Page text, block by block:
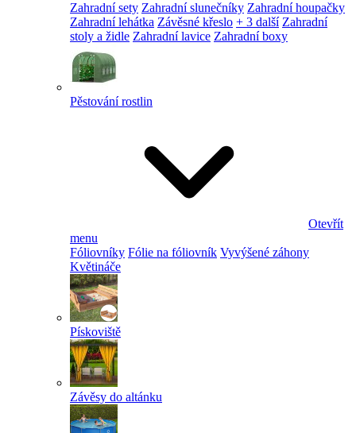
Zahradní sety Zahradní slunečníky Zahradní houpačky
Zahradní lehátka Závěsné křeslo + 3 další Zahradní
stoly a židle Zahradní lavice Zahradní boxy
Pěstování rostlin
Otevřít
menu
Fóliovníky Fólie na fóliovník Vyvýšené záhony
Květináče
Pískoviště
Závěsy do altánku